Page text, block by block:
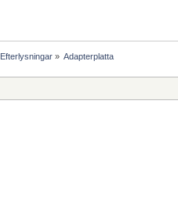
Efterlysningar» Adapterplatta